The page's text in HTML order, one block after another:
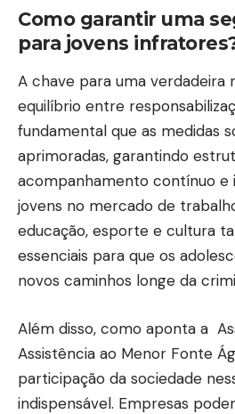
Como garantir uma
para jovens
A chave para uma verdadeira
equilíbrio entre
fundamental que as medidas
aprimoradas, garantindo
acompanhamento contínuo e
jovens no mercado de
educação, esporte e cultura
essenciais para que os
novos caminhos longe da
Além disso, como aponta a
Assistência ao Menor Fonte
participação da sociedade
indispensável. Empresas